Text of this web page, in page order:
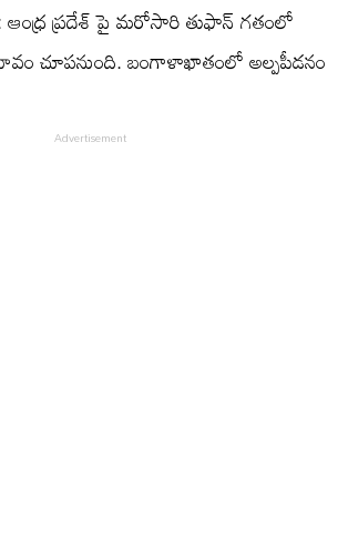
ఆంధ్ర ప్రదేశ్ పై మరోసారి తుఫాన్ గతంలో
చూపనుంది. బంగాళాఖాతంలో అల్పపీడనం